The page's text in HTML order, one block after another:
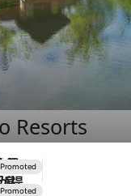
Resorts